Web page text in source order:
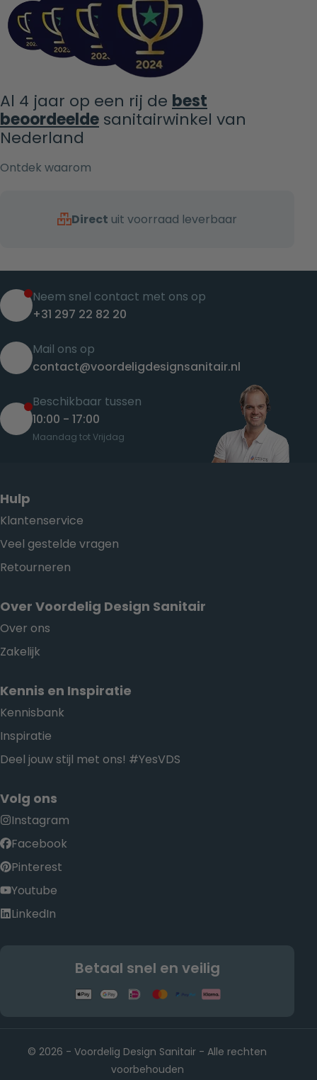
Al 4 jaar op een rij de best
beoordeelde sanitairwinkel van
Nederland
Ontdek waarom
Direct uit voorraad leverbaar
Neem snel contact met ons op
+31 297 22 82 20
Mail ons op
contact@voordeligdesignsanitair.nl
Beschikbaar tussen
10:00 - 17:00
Maandag tot Vrijdag
Hulp
Klantenservice
Veel gestelde vragen
Retourneren
Over Voordelig Design Sanitair
Over ons
Zakelijk
Kennis en Inspiratie
Kennisbank
Inspiratie
Deel jouw stijl met ons! #YesVDS
Volg ons
Instagram
Facebook
Pinterest
Youtube
LinkedIn
Betaal snel en veilig
© 2026 - Voordelig Design Sanitair - Alle rechten
voorbehouden